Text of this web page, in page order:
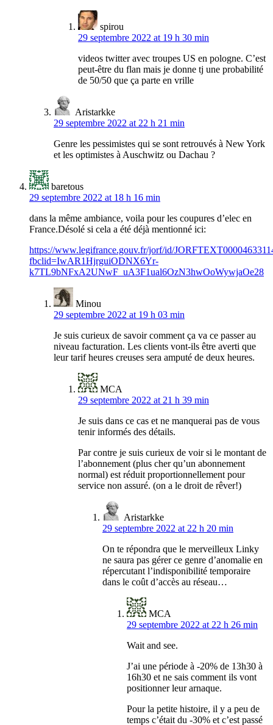
spirou
29 septembre 2022 at 19 h 30 min
videos twitter avec troupes US en pologne. C’est
peut-être du flan mais je donne tj une probabilité
de 50/50 que ça parte en vrille
Aristarkke
29 septembre 2022 at 22 h 21 min
Genre les pessimistes qui se sont retrouvés à New York
et les optimistes à Auschwitz ou Dachau ?
baretous
29 septembre 2022 at 18 h 16 min
dans la même ambiance, voila pour les coupures d’elec en
France.Désolé si cela a été déjà mentionné ici:
https://www.legifrance.gouv.fr/jorf/id/
fbclid=IwAR1HjrguiODNX6Yr-
k7TL9bNFxA2UNwF_uA3F1ual6OzN3hwOoWywjaOe28
Minou
29 septembre 2022 at 19 h 03 min
Je suis curieux de savoir comment ça va ce passer au
niveau facturation. Les clients vont-ils être averti que
leur tarif heures creuses sera amputé de deux heures.
MCA
29 septembre 2022 at 21 h 39 min
Je suis dans ce cas et ne manquerai pas de vous
tenir informés des détails.
Par contre je suis curieux de voir si le montant de
l’abonnement (plus cher qu’un abonnement
normal) est réduit proportionnellement pour
service non assuré. (on a le droit de rêver!)
Aristarkke
29 septembre 2022 at 22 h 20 min
On te répondra que le merveilleux Linky
ne saura pas gérer ce genre d’anomalie en
répercutant l’indisponibilité temporaire
dans le coût d’accès au réseau…
MCA
29 septembre 2022 at 22 h 26 min
Wait and see.
J’ai une période à -20% de 13h30 à
16h30 et ne sais comment ils vont
positionner leur arnaque.
Pour la petite histoire, il y a peu de
temps c’était du -30% et c’est passé